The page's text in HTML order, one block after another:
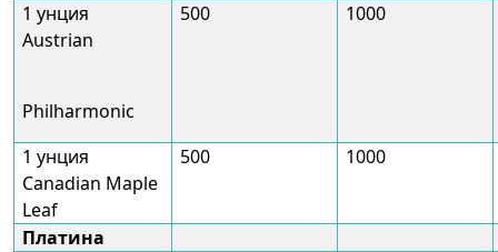
1 унция
Austrian
Philharmonic
500 1000
1 унция
Canadian Maple
Leaf
500 1000
Платина